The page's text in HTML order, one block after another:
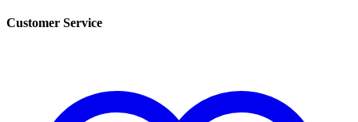
Customer Service